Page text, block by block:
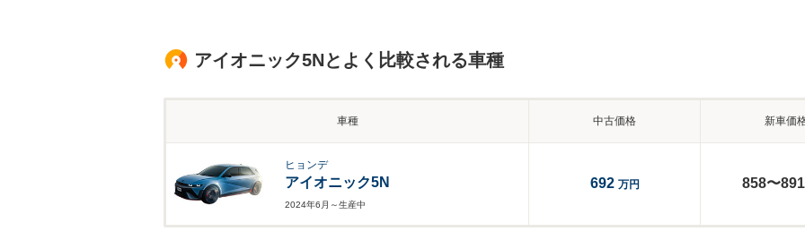
アイオニック5Nとよく比較される車種
車種 中古価格 新車価
ヒョンデ
アイオニック5N
2024年6月～生産中
692 万円 858〜891